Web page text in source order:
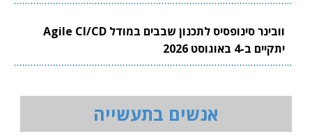
וובינר סינופסיס לתכנון שבבים במודל Agile CI/CD
יתקיים ב-4 באוגוסט 2026
אנשים בתעשייה